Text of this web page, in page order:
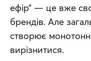
ефір” — це вже
брендів. Але
створює
вирізнитися.